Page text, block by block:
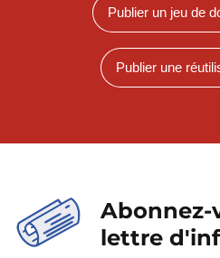
Publier un jeu de
Publier une
Abonnez-
lettre